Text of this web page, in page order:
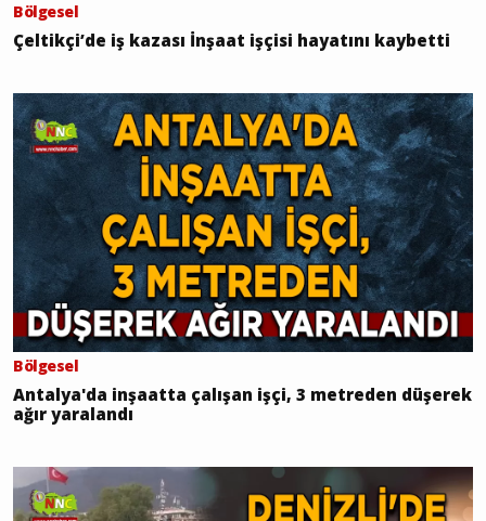
Bölgesel
Çeltikçi’de iş kazası İnşaat işçisi hayatını kaybetti
Bölgesel
Antalya'da inşaatta çalışan işçi, 3 metreden düşerek
ağır yaralandı